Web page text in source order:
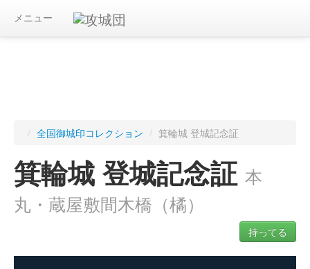
メニュー
/ 全国御城印コレクション / 箕輪城 登城記念証
箕輪城 登城記念証 本
丸・蔵屋敷間木橋（橘）
持ってる